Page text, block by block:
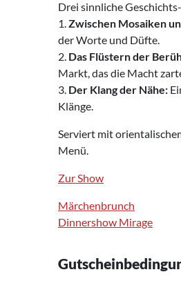
Drei sinnliche
1.Zwischen Mosaiken
der Worte und Düfte.
2. Das Flüstern der
Markt, das die Macht
3. Der Klang der Nähe:
Klänge.
Serviert mit
Menü.
Zur Show
Märchenbrunch
Dinnershow Mirage